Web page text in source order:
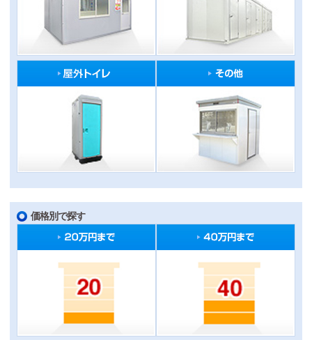
価格別で探す